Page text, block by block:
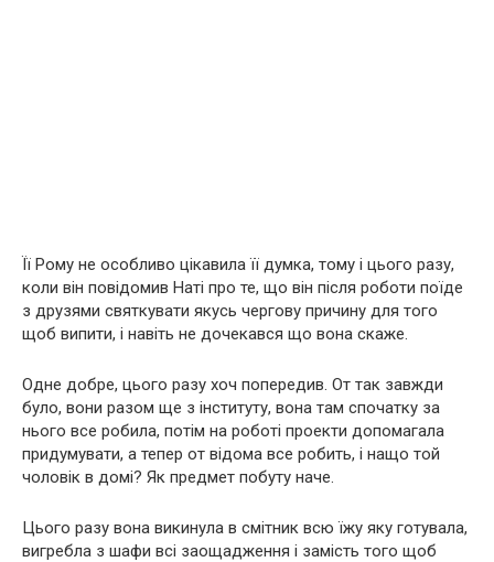
Її Рому не особливо цікавила її думка, тому і цього разу,
коли він повідомив Наті про те, що він після роботи поїде
з друзями святкувати якусь чергову причину для того
щоб випити, і навіть не дочекався що вона скаже.
Одне добре, цього разу хоч попередив. От так завжди
було, вони разом ще з інституту, вона там спочатку за
нього все робила, потім на роботі проекти допомагала
придумувати, а тепер от відома все робить, і нащо той
чоловік в домі? Як предмет побуту наче.
Цього разу вона викинула в смітник всю їжу яку готувала,
вигребла з шафи всі заощадження і замість того щоб